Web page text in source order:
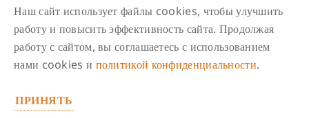
мы будем применять практичные и реалистичные методы,
соответствующие нашему текущему уровню, то сможем
достичь реалистичных результатов. Нужно, чтобы
воздушный шарик наших фантазий о буддийском учении
Наш сайт использует файлы cookies, чтобы улучшить
работу и повысить эффективность сайта. Продолжая
работу с сайтом, вы соглашаетесь с использованием
нами cookies и политикой конфиденциальности.
ПРИНЯТЬ